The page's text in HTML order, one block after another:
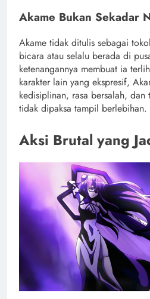
Akame Bukan Sekadar
Akame tidak ditulis sebagai
bicara atau selalu berada di
ketenangannya membuat ia
karakter lain yang ekspresif,
kedisiplinan, rasa bersalah, dan
tidak dipaksa tampil berlebihan.
Aksi Brutal yang